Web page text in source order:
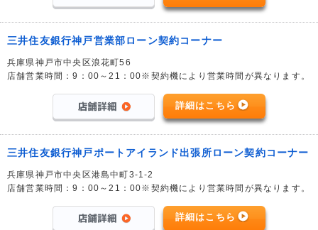
三井住友銀行神戸営業部ローン契約コーナー
兵庫県神戸市中央区浪花町56
店舗営業時間：9：00～21：00※契約機により営業時間が異なります。
詳細はこちら
三井住友銀行神戸ポートアイランド出張所ローン契約コーナー
兵庫県神戸市中央区港島中町3-1-2
店舗営業時間：9：00～21：00※契約機により営業時間が異なります。
詳細はこちら